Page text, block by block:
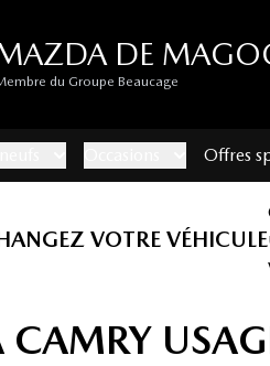
DE
du Groupe Beaucage
Offres
VOTRE VÉHICULE
CAMRY